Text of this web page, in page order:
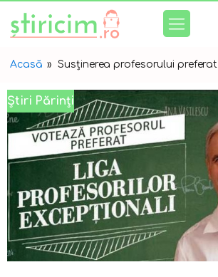
Acasă » Susținerea profesorului preferat
Știri Părinți